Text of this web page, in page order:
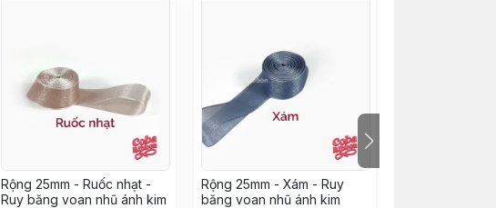
Rộng 25mm - Ruốc nhạt -
Ruy băng voan nhũ ánh kim
Rộng 25mm - Xám - Ruy
băng voan nhũ ánh kim